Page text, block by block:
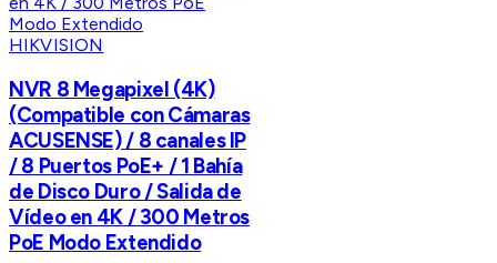
HIKVISION
NVR 8 Megapixel (4K)
(Compatible con Cámaras
ACUSENSE) / 8 canales IP
/ 8 Puertos PoE+ / 1 Bahía
de Disco Duro / Salida de
Vídeo en 4K / 300 Metros
PoE Modo Extendido